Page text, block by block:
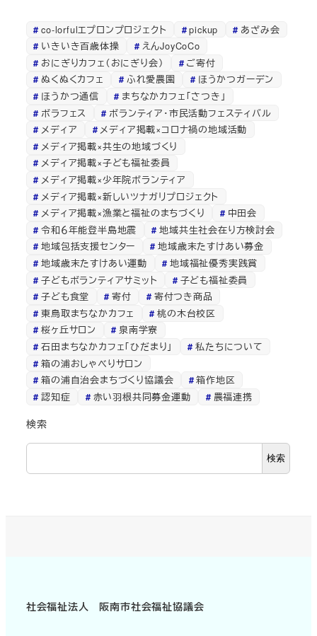
co-lorfulエプロンプロジェクト pickup
あざみ会
いきいき百歳体操
えんJoyCoCo
おにぎりカフェ（おにぎり会）
ご寄付
ぬくぬくカフェ
ふれ愛農園
ほうかつガーデン
ほうかつ通信
まちなかカフェ「さつき」
ボラフェス
ボランティア・市民活動フェスティバル
メディア
メディア掲載×コロナ禍の地域活動
メディア掲載×共生の地域づくり
メディア掲載×子ども福祉委員
メディア掲載×少年院ボランティア
メディア掲載×新しいツナガリプロジェクト
メディア掲載×漁業と福祉のまちづくり
中田会
令和６年能登半島地震
地域共生社会在り方検討会
地域包括支援センター
地域歳末たすけあい募金
地域歳末たすけあい運動
地域福祉優秀実践賞
子どもボランティアサミット
子ども福祉委員
子ども食堂
寄付
寄付つき商品
東鳥取まちなかカフェ
桃の木台校区
桜ヶ丘サロン
泉南学寮
石田まちなかカフェ「ひだまり」
私たちについて
箱の浦おしゃべりサロン
箱の浦自治会まちづくり協議会
箱作地区
認知症
赤い羽根共同募金運動 農福連携
検索
検索
社会福祉法人 阪南市社会福祉協議会